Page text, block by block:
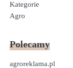
Kategorie
Agro
Polecamy
agroreklama.pl